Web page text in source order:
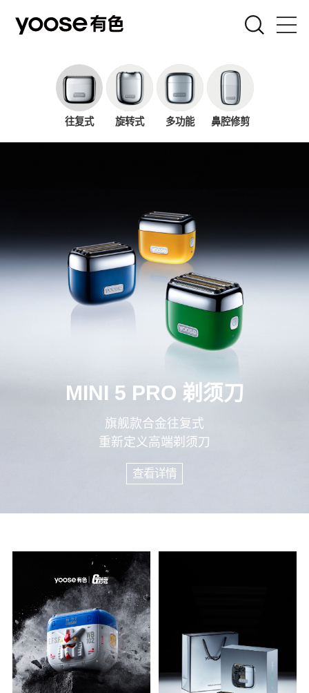
关于有色
往复式 旋转式 多功能 鼻腔修剪
MINI 5 PRO 剃须刀
旗舰款合金往复式
重新定义高端剃须刀
查看详情